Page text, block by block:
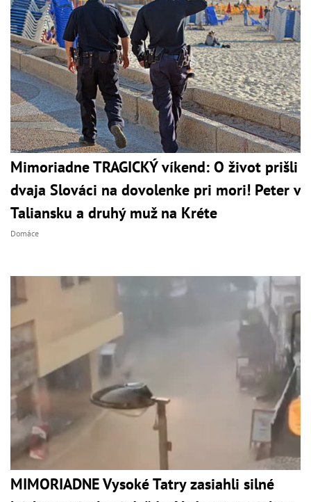
Mimoriadne TRAGICKÝ víkend: O život prišli
dvaja Slováci na dovolenke pri mori! Peter v
Taliansku a druhý muž na Kréte
Domáce
MIMORIADNE Vysoké Tatry zasiahli silné